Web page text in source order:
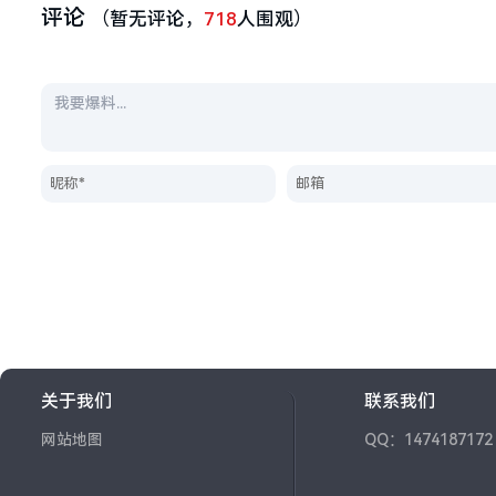
评论 （暂无评论， 718人围观）
关于我们
网站地图
联系我们
QQ：1474187172